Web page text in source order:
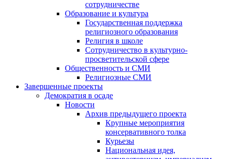
сотрудничестве
Образование и культура
Государственная поддержка
религиозного образования
Религия в школе
Сотрудничество в культурно-
просветительской сфере
Общественность и СМИ
Религиозные СМИ
Завершенные проекты
Демократия в осаде
Новости
Архив предыдущего проекта
Крупные мероприятия
консервативного толка
Курьезы
Национальная идея,